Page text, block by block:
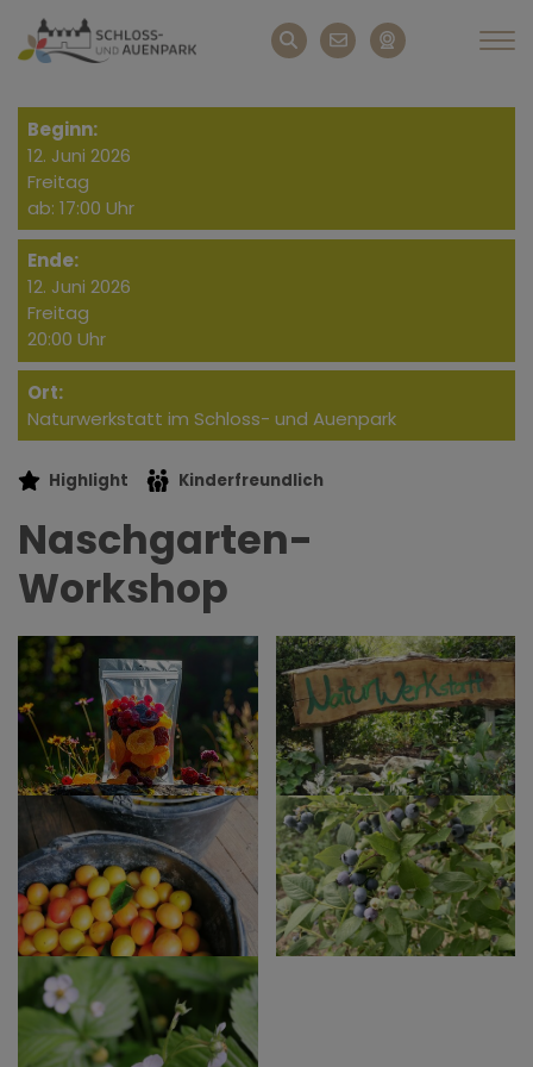
Beginn:
12. Juni 2026
Freitag
ab: 17:00 Uhr
Ende:
12. Juni 2026
Freitag
20:00 Uhr
Ort:
Naturwerkstatt im Schloss- und Auenpark
Highlight Kinderfreundlich
Naschgarten-
Workshop